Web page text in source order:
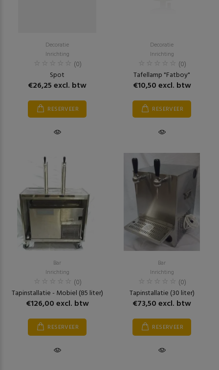
Decoratie
Inrichting
(0)
Spot
€26,25 excl. btw
RESERVEER
Decoratie
Inrichting
(0)
Tafellamp "Fatboy"
€10,50 excl. btw
RESERVEER
Bar
Inrichting
(0)
Tapinstallatie - Mobiel (85 liter)
€126,00 excl. btw
RESERVEER
Bar
Inrichting
(0)
Tapinstallatie (30 liter)
€73,50 excl. btw
RESERVEER